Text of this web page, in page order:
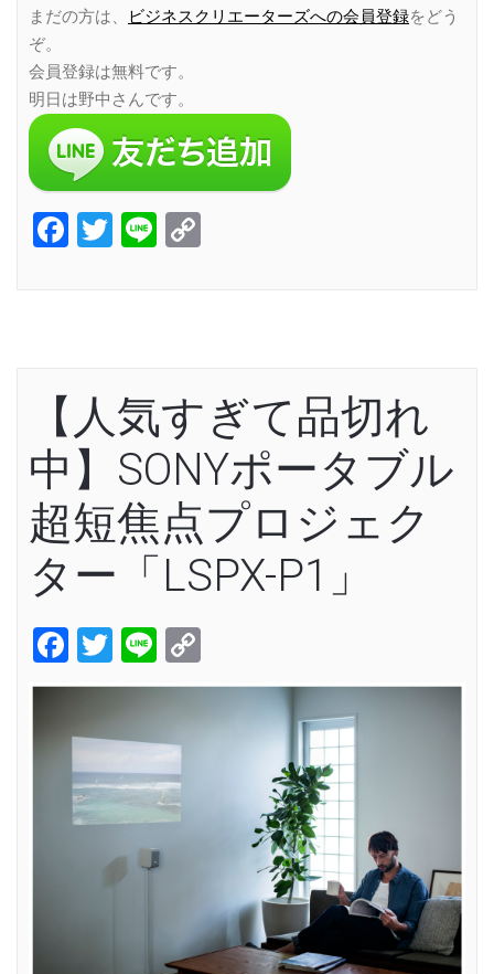
まだの方は、
ビジネスクリエーターズへの会員登録をどう
ぞ。
会員登録は無料です。
明日は野中さんです。
Facebook
Twitter
Line
【人気すぎて品切れ
中】SONYポータブル
超短焦点プロジェク
ター「LSPX-P1」
Facebook
Twitter
Line
Link